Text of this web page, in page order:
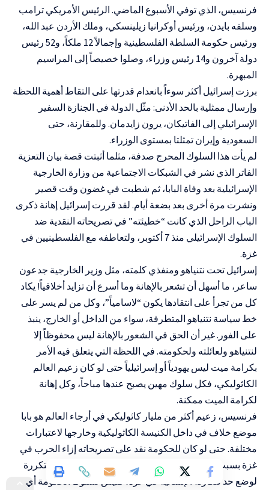
فرنسيس، الذي توفي الأسبوع الماضي. الرئيس الأمريكي ترامب
وسلفه بايدن، ورئيس أوكرانيا زيلينسكي، وملك الأردن عبد الله،
ورئيس حكومة السلطة الفلسطينية وإجمالاً 12 ملكاً، و52 رئيس
دولة آخرون و14 رئيس وزراء، وصلوا خصيصاً إلى المراسيم
المبهرة.
برزت إسرائيل أكثر سوءاً بانعدام قدرتها على التقاط أهمية اللحظة
وإرسال ممثلية بالحد الأدنى: مثّل الدولة في الجنازة السفير
الإسرائيلي إلى الفاتيكان، يرون زايدمان. وللمقارنة، حتى
السعودية وإيران تمثلتا بمستوى الوزراء.
لم يأت هذا السلوك المحرج صدفة، مثلما أثبتت قصة بيان التعزية
الفاتر الذي نشر في الشبكات الاجتماعية من وزارة الخارجية
الإسرائيلية بعد وفاة البابا، ثم شطبت في غضون وقت قصير
ونشرت مرة أخرى بعد بضعة أيام. لقد قررت إسرائيل إهانة ذكرى
الباب الراحل الذي كانت “خطيئته” في تصريحاته النقدية ضد
السلوك الإسرائيلي منذ 7 أكتوبر، ولتعاطفه مع الفلسطينيين في
غزة.
إسرائيل تحت نتنياهو ومنفذي كلمته، مثل وزير الخارجية جدعون
ساعر، ما أسهل أن تشعر بالإهانة وما أسرع أن تزايد أخلاقياً! يكاد
كل من تجرأ على انتقادها يكون “لاسامياً”، وكل من لم يسر على
خط سياسة نتنياهو المتطرفة، سواء من الداخل أو الخارج، ينبذ
على الفور. غير أن الحق في الشعور بالإهانة ليس محفوظاً إلا
لنتنياهو ولعائلته ولحكومته. في اللحظة التي يتعلق فيه الأمر
بكرامة ميت ليس يهودياً أو إسرائيلياً حتى لو كان زعيم العالم
الكاثوليكي، فكل سلوك مهين يصبح عندها مباحاً، وكل إهانة
لكرامة الميت ممكنة.
فرنسيس، زعيم أكثر من مليار كاثوليكي في أرجاء العالم هو بابا
موضع خلاف في داخل الكنيسة الكاثوليكية وخارجها لاعتبارات
مختلفة. حتى لو كان للحكومة نقد على تصريحاته إزاء الحرب في
غزة بسبب معارضته الحادة لاستمرار الحرب ودعواته المتكررة
لوضع حد للكارثة الإنسانية في غزة، فليس لسلوك الحكومة أي